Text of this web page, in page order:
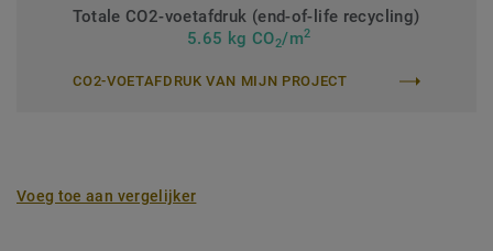
Totale CO2-voetafdruk (end-of-life recycling)
5.65 kg CO2/m2
CO2-VOETAFDRUK VAN MIJN PROJECT
Voeg toe aan vergelijker